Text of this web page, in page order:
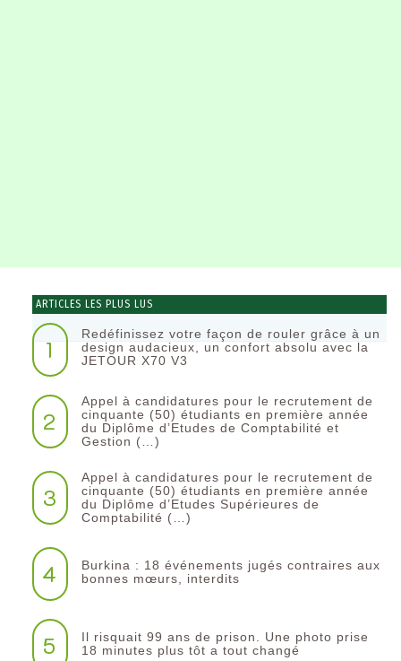
ARTICLES LES PLUS LUS
1
Redéfinissez votre façon de rouler grâce à un
design audacieux, un confort absolu avec la
JETOUR X70 V3
2
Appel à candidatures pour le recrutement de
cinquante (50) étudiants en première année
du Diplôme d’Etudes de Comptabilité et
Gestion (…)
3
Appel à candidatures pour le recrutement de
cinquante (50) étudiants en première année
du Diplôme d’Etudes Supérieures de
Comptabilité (…)
4
Burkina : 18 événements jugés contraires aux
bonnes mœurs, interdits
5
Il risquait 99 ans de prison. Une photo prise
18 minutes plus tôt a tout changé